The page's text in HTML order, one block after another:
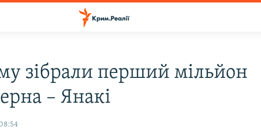
зібрали перший мільйон
– Янакі